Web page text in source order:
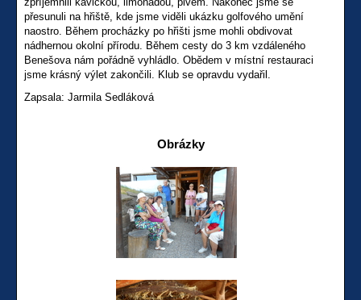
přesunuli na hřiště, kde jsme viděli ukázku golfového umění
naostro. Během procházky po hřišti jsme mohli obdivovat
nádhernou okolní přírodu. Během cesty do 3 km vzdáleného
Benešova nám pořádně vyhládlo. Obědem v místní restauraci
jsme krásný výlet zakončili. Klub se opravdu vydařil.
Zapsala: Jarmila Sedláková
Obrázky